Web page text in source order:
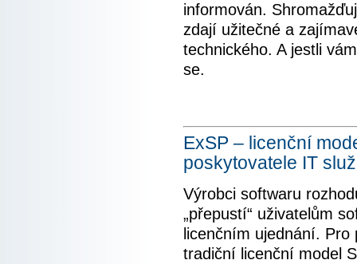
informován.
zdají užitečné a
technického. A jestli
se.
ExSP – licenční
poskytovatele IT
Výrobci softwaru
„přepustí“ uživatelům
licenčním ujednání.
tradiční licenční model